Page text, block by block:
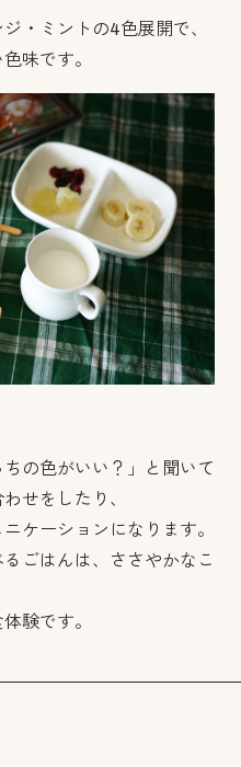
・ミントの4色展開で、
味です。
の色がいい？」と聞いて
せをしたり、
ケーションになります。
ごはんは、ささやかなこ
験です。